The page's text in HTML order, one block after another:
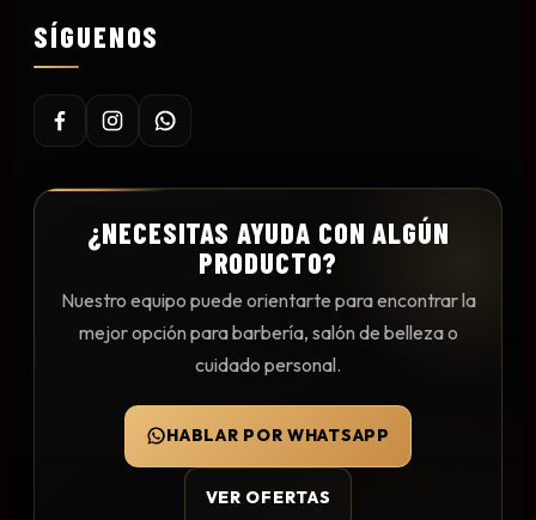
Herramientas y Accesorios
Removedor de Callos
Cremas y Scrubs
Equipos y Más
Lo Nuevo
SÍGUENOS
¿NECESITAS AYUDA CON ALGÚN
PRODUCTO?
Nuestro equipo puede orientarte para encontrar la
mejor opción para barbería, salón de belleza o
cuidado personal.
HABLAR POR WHATSAPP
VER OFERTAS